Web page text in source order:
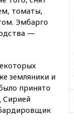
томаты,
Эмбарго
—
земляники и
принято
Сирией